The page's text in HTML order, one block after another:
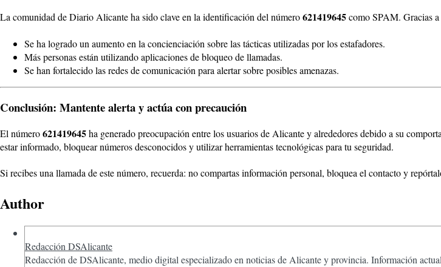
La comunidad de Diario Alicante ha sido clave en la identificación del número621419645como SPAM. Gracias
Se ha logrado un aumento en la concienciación sobre las tácticas utilizadas por los estafadores.
Más personas están utilizando aplicaciones de bloqueo de llamadas.
Se han fortalecido las redes de comunicación para alertar sobre posibles amenazas.
Conclusión: Mantente alerta y actúa con precaución
El número621419645ha generado preocupación entre los usuarios de Alicante y alrededores debido a su
estar informado, bloquear números desconocidos y utilizar herramientas tecnológicas para tu seguridad.
Si recibes una llamada de este número, recuerda: no compartas información personal, bloquea el contacto y
Author
Redacción DSAlicante
Redacción de DSAlicante, medio digital especializado en noticias de Alicante y provincia. Información